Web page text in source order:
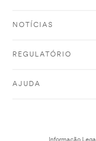
NOTÍCIAS
REGULATÓRIO
AJUDA
Informação Legal